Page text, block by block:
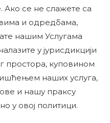
Ако се не слажете са
и одредбама,
нашим Услугама
у јурисдикцији
простора, куповином
наших услуга,
и нашу праксу
у овој политици.